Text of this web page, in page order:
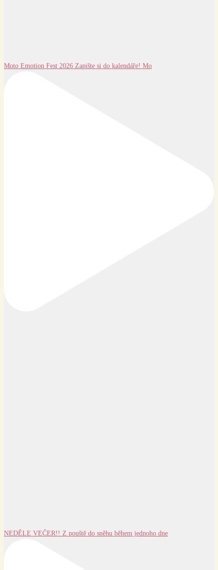
Moto Emotion Fest 2026 Zapište si do kalendáře! Mo
NEDĚLE VEČER!! Z pouště do sněhu během jednoho dne